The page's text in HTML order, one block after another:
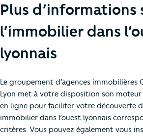
Plus d’informations
l’immobilier dans
lyonnais
Le groupement d’agences immobilières
Lyon met à votre disposition son moteur
en ligne pour faciliter votre découverte
immobilier dans l’ouest lyonnais
critères. Vous pouvez également vous